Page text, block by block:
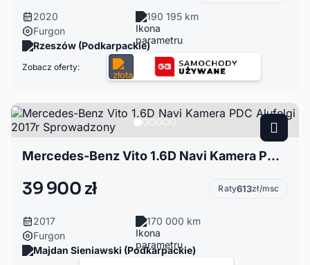
2020
190 195 km
Furgon
Rzeszów (Podkarpackie)
Zobacz oferty:
Mercedes-Benz Vito 1.6D Navi Kamera PDC Alufelgi 2017r Sprowadzony
39 900 zł Raty613zł/msc
2017
170 000 km
Furgon
Majdan Sieniawski (Podkarpackie)